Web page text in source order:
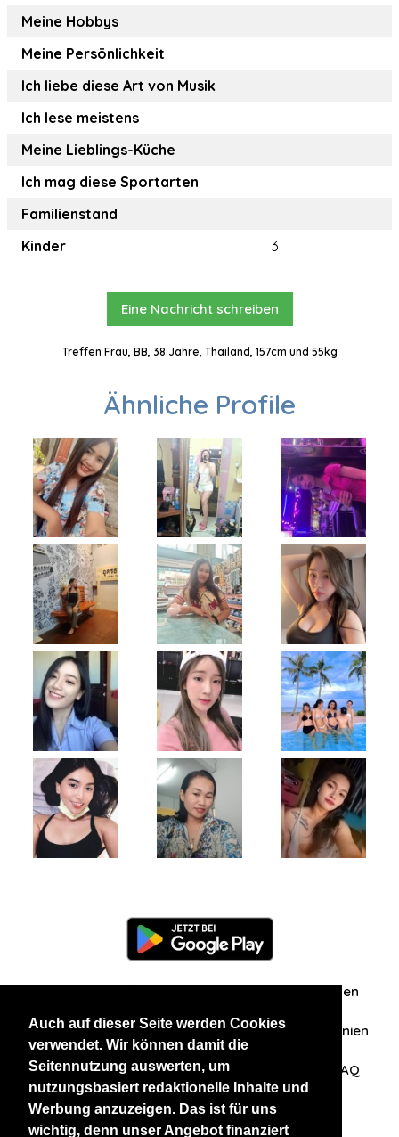
Auch auf dieser Seite werden Cookies
verwendet. Wir können damit die
Seitennutzung auswerten, um
nutzungsbasiert redaktionelle Inhalte und
Werbung anzuzeigen. Das ist für uns
wichtig, denn unser Angebot finanziert
Meine Hobbys
Meine Persönlichkeit
Ich liebe diese Art von Musik
Ich lese meistens
Meine Lieblings-Küche
Ich mag diese Sportarten
Familienstand
Kinder
3
Eine Nachricht schreiben
Treffen Frau, BB, 38 Jahre, Thailand, 157cm und 55kg
Ähnliche Profile
Zuschriften/Erfahrungen
Datenschutzerklärung AGB Datenschutzrichtlinien
Nehmen Sie Kontakt mit uns auf FAQ
Unsere anderen Websites